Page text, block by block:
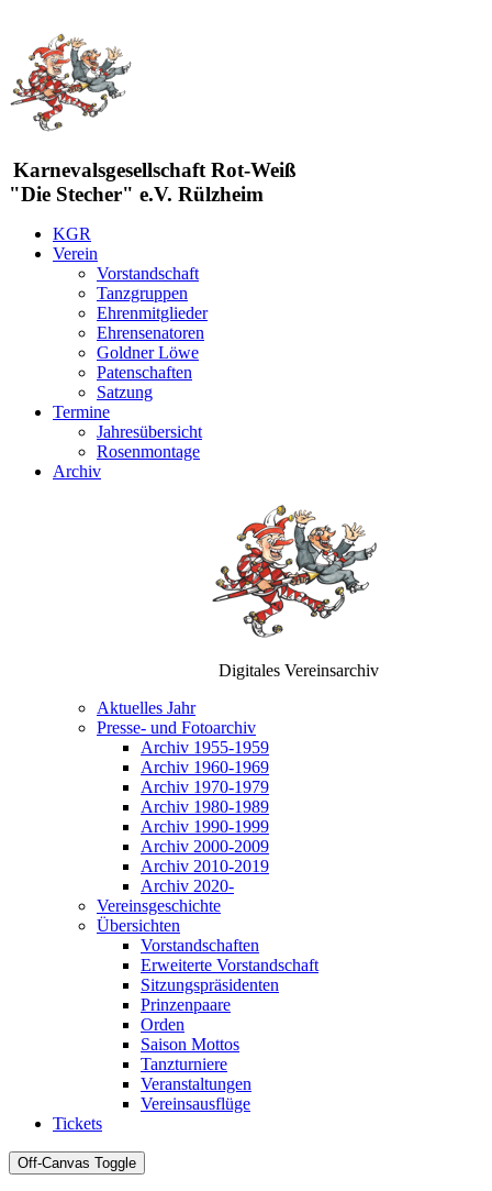
Karnevalsgesellschaft Rot-Weiß
"Die Stecher" e.V. Rülzheim
KGR
Verein
Vorstandschaft
Tanzgruppen
Ehrenmitglieder
Ehrensenatoren
Goldner Löwe
Patenschaften
Satzung
Termine
Jahresübersicht
Rosenmontage
Archiv
Digitales Vereinsarchiv
Aktuelles Jahr
Presse- und Fotoarchiv
Archiv 1955-1959
Archiv 1960-1969
Archiv 1970-1979
Archiv 1980-1989
Archiv 1990-1999
Archiv 2000-2009
Archiv 2010-2019
Archiv 2020-
Vereinsgeschichte
Übersichten
Vorstandschaften
Erweiterte Vorstandschaft
Sitzungspräsidenten
Prinzenpaare
Orden
Saison Mottos
Tanzturniere
Veranstaltungen
Vereinsausflüge
Tickets
Off-Canvas Toggle